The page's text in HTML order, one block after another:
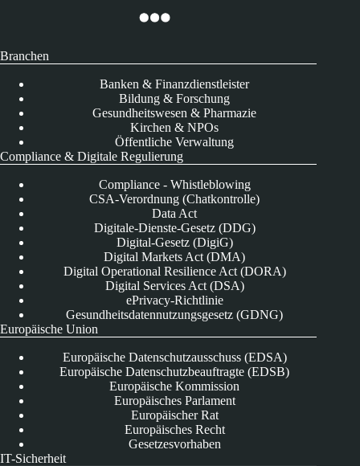
Branchen
Banken & Finanzdienstleister
Bildung & Forschung
Gesundheitswesen & Pharmazie
Kirchen & NPOs
Öffentliche Verwaltung
Compliance & Digitale Regulierung
Compliance - Whistleblowing
CSA-Verordnung (Chatkontrolle)
Data Act
Digitale-Dienste-Gesetz (DDG)
Digital-Gesetz (DigiG)
Digital Markets Act (DMA)
Digital Operational Resilience Act (DORA)
Digital Services Act (DSA)
ePrivacy-Richtlinie
Gesundheitsdatennutzungsgesetz (GDNG)
Europäische Union
Europäische Datenschutzausschuss (EDSA)
Europäische Datenschutzbeauftragte (EDSB)
Europäische Kommission
Europäisches Parlament
Europäischer Rat
Europäisches Recht
Gesetzesvorhaben
IT-Sicherheit